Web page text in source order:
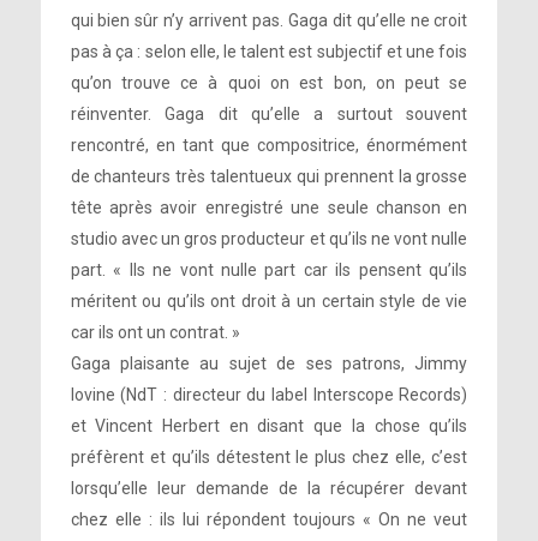
qui bien sûr n’y arrivent pas. Gaga dit qu’elle ne croit
pas à ça : selon elle, le talent est subjectif et une fois
qu’on trouve ce à quoi on est bon, on peut se
réinventer. Gaga dit qu’elle a surtout souvent
rencontré, en tant que compositrice, énormément
de chanteurs très talentueux qui prennent la grosse
tête après avoir enregistré une seule chanson en
studio avec un gros producteur et qu’ils ne vont nulle
part. « Ils ne vont nulle part car ils pensent qu’ils
méritent ou qu’ils ont droit à un certain style de vie
car ils ont un contrat. »
Gaga plaisante au sujet de ses patrons, Jimmy
Iovine (NdT : directeur du label Interscope Records)
et Vincent Herbert en disant que la chose qu’ils
préfèrent et qu’ils détestent le plus chez elle, c’est
lorsqu’elle leur demande de la récupérer devant
chez elle : ils lui répondent toujours « On ne veut